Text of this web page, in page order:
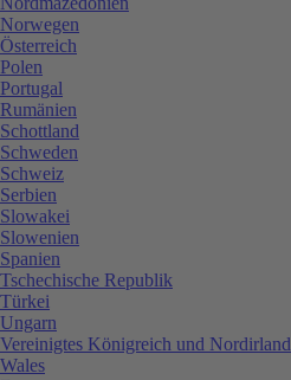
Norwegen
Österreich
Polen
Portugal
Rumänien
Schottland
Schweden
Schweiz
Serbien
Slowakei
Slowenien
Spanien
Tschechische Republik
Türkei
Ungarn
Vereinigtes Königreich und Nordirland
Wales